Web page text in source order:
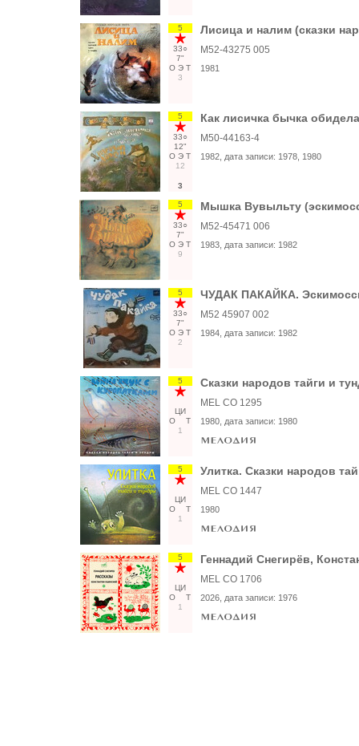
5
33○
7"
О Э Т
3
Лисица и налим (сказки
М52-43275 005
1981
5
33○
12"
О Э Т
12
3
Как лисичка бычка
М50-44163-4
1982 , дата записи: 1978, 1980
5
33○
7"
О Э Т
9
Мышка Вувыльту
М52-45471 006
1983 , дата записи: 1982
5
33○
7"
О Э Т
2
ЧУДАК ПАКАЙКА.
М52 45907 002
1984 , дата записи: 1982
5
ЦИ
О
Т
1
Сказки народов тайги и
MEL CO 1295
1980 , дата записи: 1980
5
ЦИ
О
Т
1
Улитка. Сказки народов
MEL CO 1447
1980
5
ЦИ
О
Т
1
Геннадий Снегирёв,
MEL CO 1706
2026 , дата записи: 1976